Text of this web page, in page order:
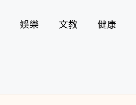
娛樂 文教 健康